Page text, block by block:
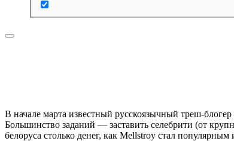
В начале марта известный русскоязычный треш-
Большинство заданий — заставить селебрити (от
белоруса столько денег, как Mellstroy стал